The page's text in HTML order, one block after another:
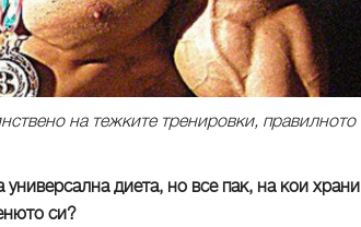
на тежките тренировки, правилното
диета, но все пак, на кои храни
си?